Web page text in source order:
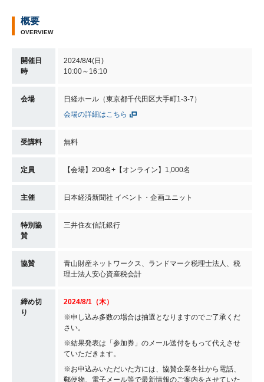
概要
OVERVIEW
開催日
時
2024/8/4(日)
10:00～16:10
会場
日経ホール（東京都千代田区大手町1-3-7）
会場の詳細はこちら
受講料 無料
定員 【会場】200名+【オンライン】1,000名
主催 日本経済新聞社 イベント・企画ユニット
特別協
賛
三井住友信託銀行
協賛
青山財産ネットワークス、ランドマーク税理士法人、税
理士法人安心資産税会計
締め切
り
2024/8/1（木）
※申し込み多数の場合は抽選となりますのでご了承くだ
さい。
※結果発表は「参加券」のメール送付をもって代えさせ
ていただきます。
※お申込みいただいた方には、協賛企業各社から電話、
郵便物、電子メール等で最新情報のご案内をさせていた